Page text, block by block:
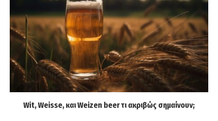
Wit, Weisse, και Weizen beer τι ακριβώς σημαίνουν;